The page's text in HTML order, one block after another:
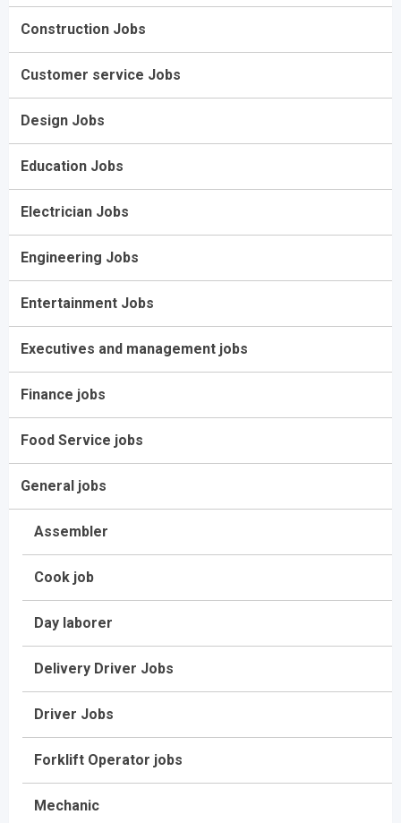
Construction Jobs
Customer service Jobs
Design Jobs
Education Jobs
Electrician Jobs
Engineering Jobs
Entertainment Jobs
Executives and management jobs
Finance jobs
Food Service jobs
General jobs
Assembler
Cook job
Day laborer
Delivery Driver Jobs
Driver Jobs
Forklift Operator jobs
Mechanic